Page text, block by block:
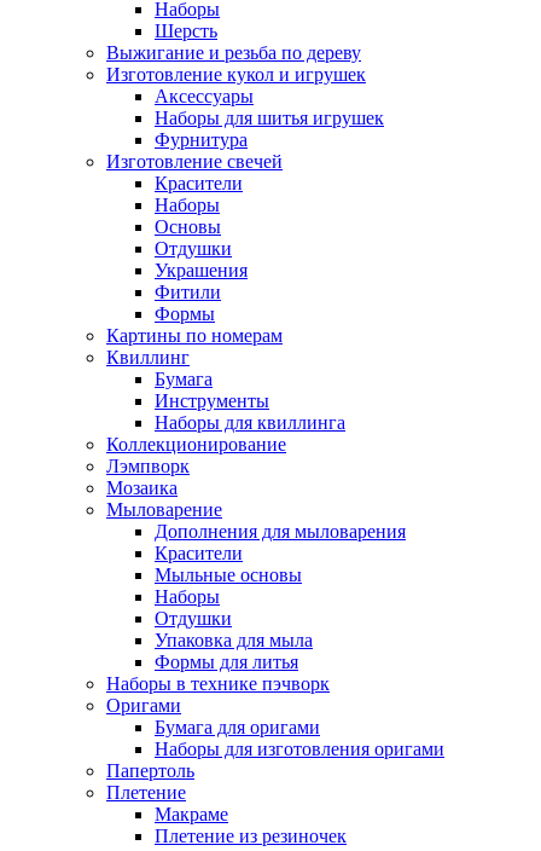
Наборы
Шерсть
Выжигание и резьба по дереву
Изготовление кукол и игрушек
Аксессуары
Наборы для шитья игрушек
Фурнитура
Изготовление свечей
Красители
Наборы
Основы
Отдушки
Украшения
Фитили
Формы
Картины по номерам
Квиллинг
Бумага
Инструменты
Наборы для квиллинга
Коллекционирование
Лэмпворк
Мозаика
Мыловарение
Дополнения для мыловарения
Красители
Мыльные основы
Наборы
Отдушки
Упаковка для мыла
Формы для литья
Наборы в технике пэчворк
Оригами
Бумага для оригами
Наборы для изготовления оригами
Папертоль
Плетение
Макраме
Плетение из резиночек